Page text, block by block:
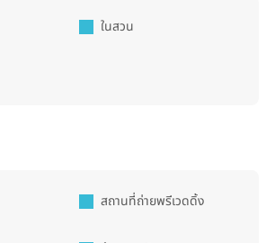
ในสวน
สถานที่ถ่ายพรีเวดดิ้ง